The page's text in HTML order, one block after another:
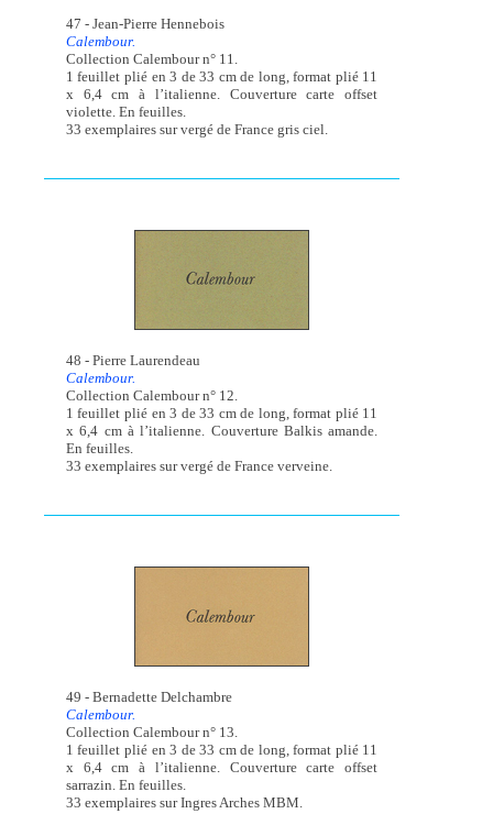
47 - Jean-Pierre Hennebois
Calembour.
Collection Calembour n° 11.
1 feuillet plié en 3 de 33 cm de long, format plié 11
x 6,4 cm à l’italienne. Couverture carte offset
violette. En feuilles.
33 exemplaires sur vergé de France gris ciel.
48 - Pierre Laurendeau
Calembour.
Collection Calembour n° 12.
1 feuillet plié en 3 de 33 cm de long, format plié 11
x 6,4 cm à l’italienne. Couverture Balkis amande.
En feuilles.
33 exemplaires sur vergé de France verveine.
49 - Bernadette Delchambre
Calembour.
Collection Calembour n° 13.
1 feuillet plié en 3 de 33 cm de long, format plié 11
x 6,4 cm à l’italienne. Couverture carte offset
sarrazin. En feuilles.
33 exemplaires sur Ingres Arches MBM.